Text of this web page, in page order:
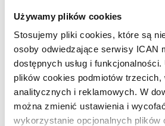
Używamy plików cookies
Stosujemy pliki cookies, które są
osoby odwiedzające serwisy ICAN
dostępnych usług i
plików cookies podmiotów trzecich,
analitycznych i reklamowych. W
można zmienić ustawienia i
wykorzystanie opcjonalnych plików
76,30 złbrutto
109,00 zł
brutto
Dodaj do